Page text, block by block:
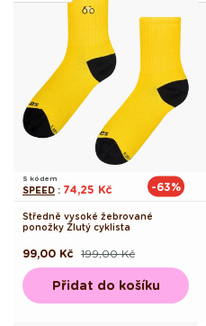
S kódem
SPEED : 74,25 Kč -63%
Středně vysoké žebrované
ponožky Žlutý cyklista
Běžná
cena
199,00 Kč
Výprodejová
cena
99,00 Kč
Přidat do košíku